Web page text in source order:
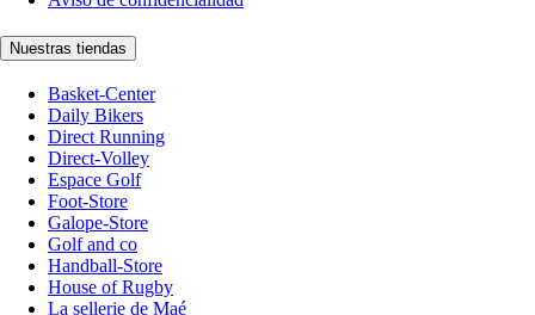
Nuestras tiendas
Basket-Center
Daily Bikers
Direct Running
Direct-Volley
Espace Golf
Foot-Store
Galope-Store
Golf and co
Handball-Store
House of Rugby
La sellerie de Maé